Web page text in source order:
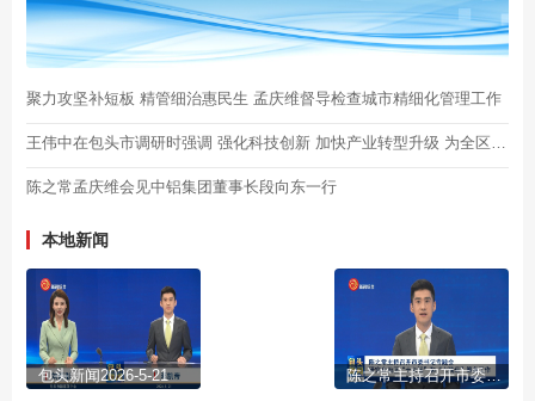
聚力攻坚补短板 精管细治惠民生 孟庆维督导检查城市精细化管理工作
王伟中在包头市调研时强调 强化科技创新 加快产业转型升级 为全区高质量发展作出更大贡献
陈之常孟庆维会见中铝集团董事长段向东一行
本地新闻
包头新闻2026-5-21 陈之常主持召开市委书记专题会 研究自治区“十六运”和“七残运”筹备工作